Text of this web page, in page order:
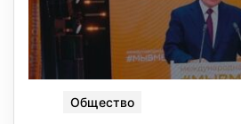
Общество